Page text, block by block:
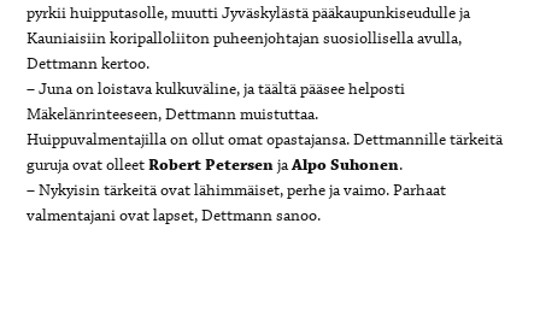
pyrkii huipputasolle, muutti Jyväskylästä pääkaupunkiseudulle ja
Kauniaisiin koripalloliiton puheenjohtajan suosiollisella avulla,
Dettmann kertoo.
– Juna on loistava kulkuväline, ja täältä pääsee helposti
Mäkelänrinteeseen, Dettmann muistuttaa.
Huippuvalmentajilla on ollut omat opastajansa. Dettmannille tärkeitä
guruja ovat olleetRobert PetersenjaAlpo Suhonen.
– Nykyisin tärkeitä ovat lähimmäiset, perhe ja vaimo. Parhaat
valmentajani ovat lapset, Dettmann sanoo.